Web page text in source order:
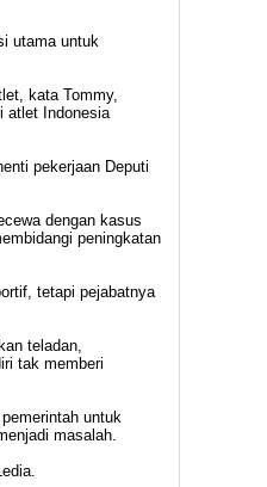
utama untuk
kata Tommy,
atlet Indonesia
pekerjaan Deputi
dengan kasus
peningkatan
tetapi pejabatnya
teladan,
tak memberi
untuk
masalah.